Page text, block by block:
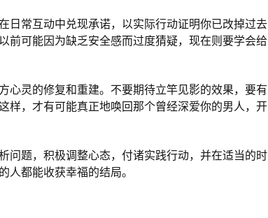
日常互动中兑现承诺，以实际行动证明你已改掉过去
前可能因为缺乏安全感而过度猜疑，现在则要学会给
心灵的修复和重建。不要期待立竿见影的效果，要有
样，才有可能真正地唤回那个曾经深爱你的男人，开
问题，积极调整心态，付诸实践行动，并在适当的时
人都能收获幸福的结局。